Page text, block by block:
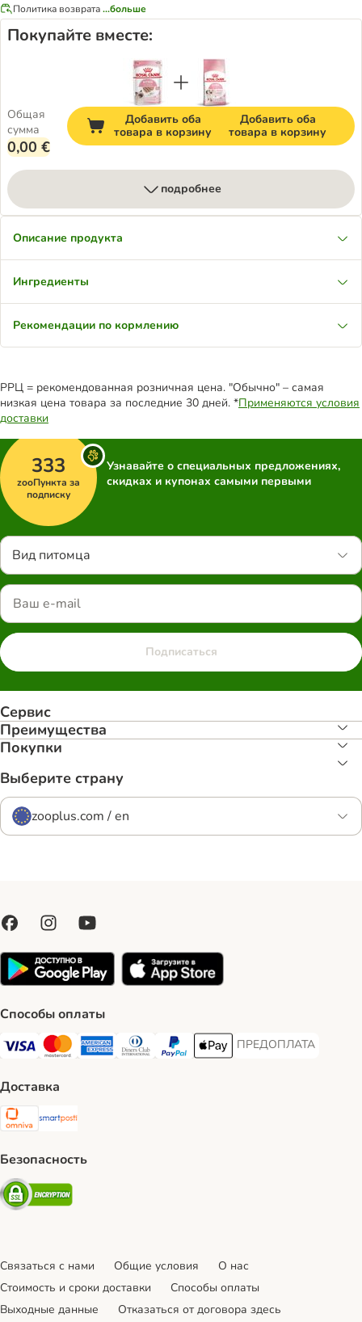
Политика возврата...больше
Покупайте вместе:
Общая
сумма
0,00 €
Добавить оба
товара в корзину
Добавить оба
товара в корзину
подробнее
Описание продукта
Ингредиенты
Рекомендации по кормлению
РРЦ = рекомендованная розничная цена. "Обычно" – самая
низкая цена товара за последние 30 дней. *Применяются условия
доставки
333
zooПункта за
подписку
Узнавайте о специальных предложениях,
скидках и купонах самыми первыми
Вид питомца
Подписаться
Сервис
Преимуществa
Покупки
Выберите страну
zooplus.com / en
Способы оплаты
Visa Payment Method
Mastercard Payment Method
American Express Payment Method
Diners Club Payment Method
PayPal Payment Method
Apple Pay Payment Method
ПРЕДОПЛАТА
ПРЕДОПЛАТА
Доставка
Omniva Shipping Method
SmartPosti Shipping Method
Безопасность
Security
Связаться с нами Общие условия
О нас
Стоимость и сроки доставки
Cпособы оплаты
Выходные данные
Отказаться от договора здесь